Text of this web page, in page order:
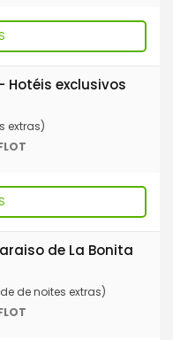
Hotéis exclusivos
extras)
de La Bonita
de noites extras)